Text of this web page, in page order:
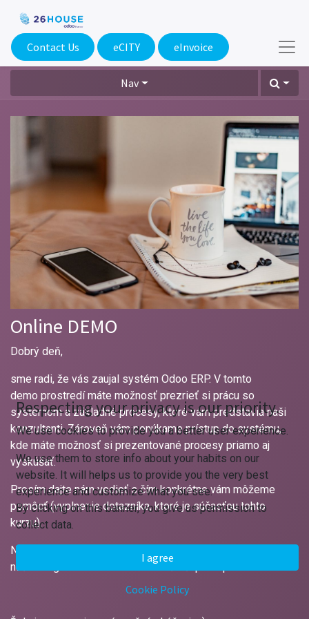
Contact Us eCITY​ eInvoice
Nav
Online DEMO
Dobrý deň,
sme radi, že vás zaujal systém Odoo ERP. V tomto
demo prostredí máte možnosť prezrieť si prácu so
systémom a základné procesy, ktoré vám predstavia naši
konzultanti. Zároveň vám ponúkame prístup do systému,
kde máte možnosť si prezentované procesy priamo aj
vyskúšať.
Prosím dajte nám vedieť s čím konkrétne vám môžeme
pomôcť (vyplnenie dotazníka, ktoré je súčasťou tohto
kurzu).
Na základe vyplnených informácií, vás budú kontaktovať
naši kolegovia a dohodnú s vami ďalší postup.
Respecting your privacy is our priority.
We use cookies to provide you a better user experience.
We use them to store info about your habits on our
website. It will helps us to provide you the very best
experience and customize what you see.
By clicking on this banner, you give us permission to
collect data.
I agree
Cookie Policy